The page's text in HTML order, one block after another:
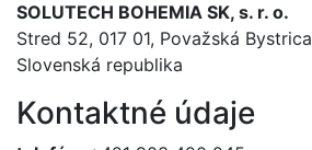
SOLUTECH BOHEMIA SK, s. r. o.
Stred 52, 017 01, Považská Bystrica
Slovenská republika
Kontaktné údaje